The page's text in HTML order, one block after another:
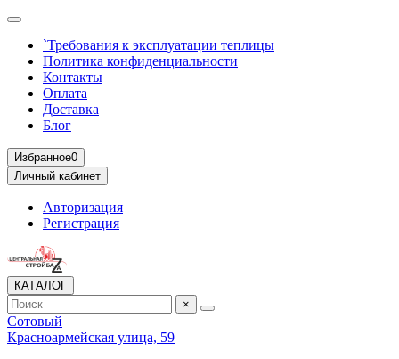
`Требования к эксплуатации теплицы
Политика конфиденциальности
Контакты
Оплата
Доставка
Блог
Избранное0
Личный кабинет
Авторизация
Регистрация
КАТАЛОГ
×
Сотовый
Красноармейская улица, 59